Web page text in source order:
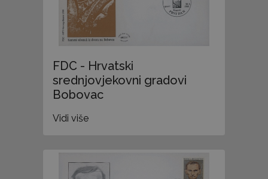
FDC - Hrvatski
srednjovjekovni gradovi
Bobovac
Vidi više